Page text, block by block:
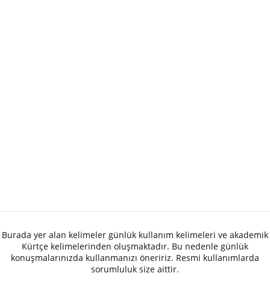
Burada yer alan kelimeler günlük kullanım kelimeleri ve akademik
Kürtçe kelimelerinden oluşmaktadır. Bu nedenle günlük
konuşmalarınızda kullanmanızı öneririz. Resmi kullanımlarda
sorumluluk size aittir.